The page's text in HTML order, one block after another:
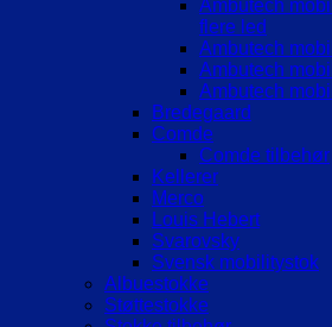
Ambutech
flere led
Ambutech
Ambutech
Ambutech
Bredegaard
Comde
Comde tilbehør
Kellerer
Merco
Louis Hebert
Svarovsky
Svensk mobilitystok
Albuestokke
Støttestokke